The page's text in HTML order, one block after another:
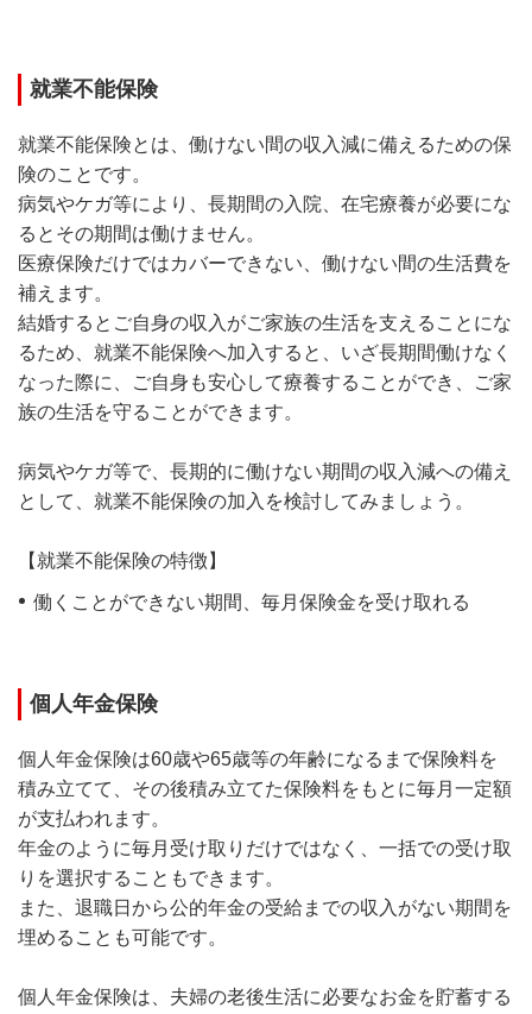
就業不能保険
就業不能保険とは、働けない間の収入減に備えるための保
険のことです。
病気やケガ等により、長期間の入院、在宅療養が必要にな
るとその期間は働けません。
医療保険だけではカバーできない、働けない間の生活費を
補えます。
結婚するとご自身の収入がご家族の生活を支えることにな
るため、就業不能保険へ加入すると、いざ長期間働けなく
なった際に、ご自身も安心して療養することができ、ご家
族の生活を守ることができます。
病気やケガ等で、長期的に働けない期間の収入減への備え
として、就業不能保険の加入を検討してみましょう。
【就業不能保険の特徴】
働くことができない期間、毎月保険金を受け取れる
個人年金保険
個人年金保険は60歳や65歳等の年齢になるまで保険料を
積み立てて、その後積み立てた保険料をもとに毎月一定額
が支払われます。
年金のように毎月受け取りだけではなく、一括での受け取
りを選択することもできます。
また、退職日から公的年金の受給までの収入がない期間を
埋めることも可能です。
個人年金保険は、夫婦の老後生活に必要なお金を貯蓄する